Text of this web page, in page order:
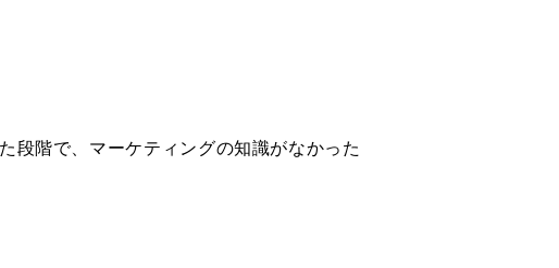
段階で、マーケティングの知識がなかった